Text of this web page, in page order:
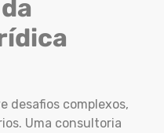
desafios complexos,
Uma consultoria